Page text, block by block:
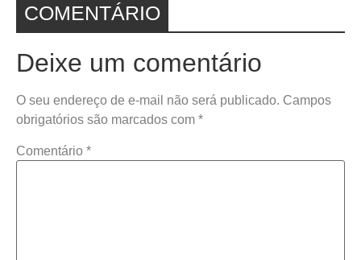
COMENTÁRIO
Deixe um comentário
O seu endereço de e-mail não será publicado. Campos
obrigatórios são marcados com *
Comentário *